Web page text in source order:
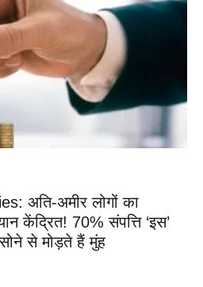
अति-अमीर लोगों का
केंद्रित! 70% संपत्ति ‘इस’
से मोड़ते हैं मुंह